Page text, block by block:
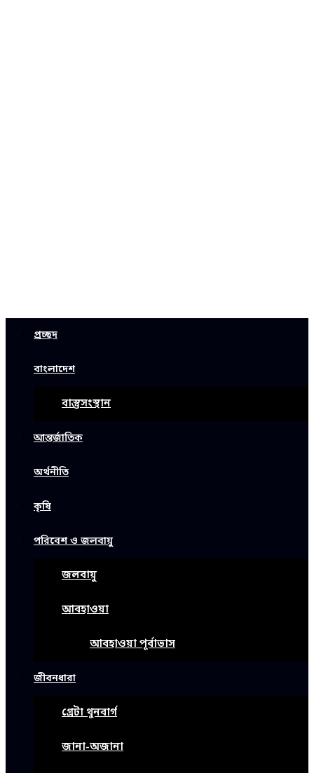
প্রচ্ছদ
বাংলাদেশ
বাস্তুসংস্থান
আন্তর্জাতিক
অর্থনীতি
কৃষি
পরিবেশ ও জলবায়ু
জলবায়ু
আবহাওয়া
আবহাওয়া পূর্বাভাস
জীবনধারা
গ্রেটা থুনবার্গ
জানা-অজানা